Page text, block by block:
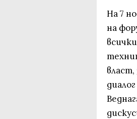
На 7
на